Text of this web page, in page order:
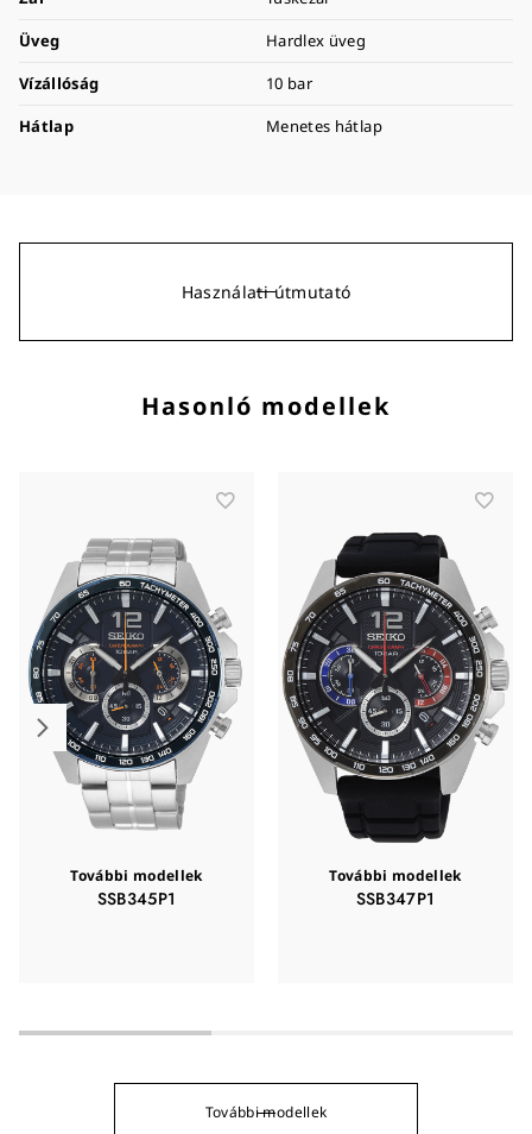
Üveg
Hardlex üveg
Vízállóság
10 bar
Hátlap
Menetes hátlap
Használati útmutató
Hasonló modellek
További modellek
SSB345P1
További modellek
SSB347P1
További modellek